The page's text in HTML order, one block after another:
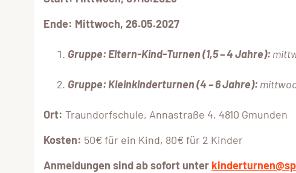
Ende: Mittwoch, 26.05.2027
Gruppe: Eltern-Kind-Turnen (1,5 – 4 Jahre):
Gruppe: Kleinkinderturnen (4 – 6 Jahre):
Ort: Traundorfschule, Annastraße 4, 4810 Gmunden
Kosten: 50€ für ein Kind, 80€ für 2 Kinder
Anmeldungen sind ab sofort unter